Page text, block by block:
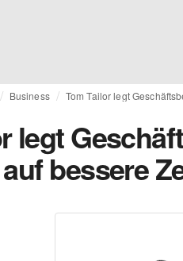
Business Tom Tailor legt
legt
bessere